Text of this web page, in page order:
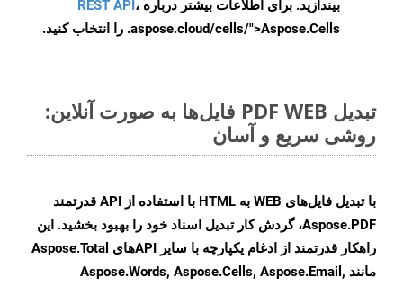
بیندازید. برای اطلاعات بیشتر درباره REST API،
.aspose.cloud/cells/">Aspose.Cells را انتخاب کنید.
تبدیل PDF WEB فایل‌ها به صورت آنلاین:
روشی سریع و آسان
با تبدیل فایل‌های WEB به HTML با استفاده از API قدرتمند
Aspose.PDF، گردش کار تبدیل اسناد خود را بهبود بخشید. این
راهکار قدرتمند از ادغام یکپارچه با سایر APIهای Aspose.Total
مانند Aspose.Words, Aspose.Cells, Aspose.Email,